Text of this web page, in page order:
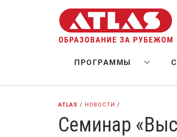
ПРОГРАММЫ
ATLAS / НОВОСТИ /
Cеминар